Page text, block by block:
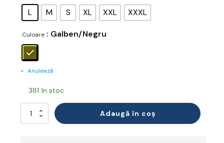
L
M S XL XXL XXXL
Culoare : Galben/Negru
Anulează
381 în stoc
Cantitate
Pantaloni
Adaugă în coș